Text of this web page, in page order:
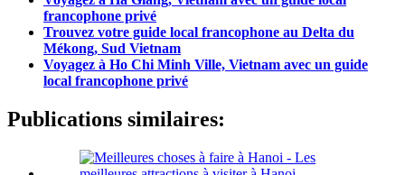
francophone privé
Trouvez votre guide local francophone au Delta du
Mékong, Sud Vietnam
Voyagez à Ho Chi Minh Ville, Vietnam avec un guide
local francophone privé
Publications similaires: